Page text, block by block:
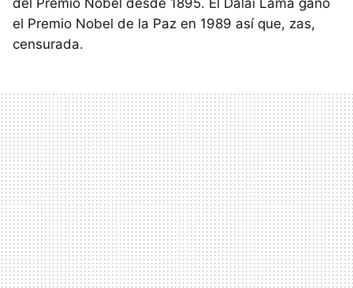
del Premio Nobel desde 1895. El Dalái Lama ganó
el Premio Nobel de la Paz en 1989 así que, zas,
censurada.